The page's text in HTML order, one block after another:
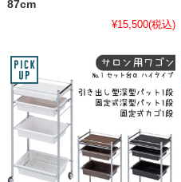
87cm
¥15,500(税込)